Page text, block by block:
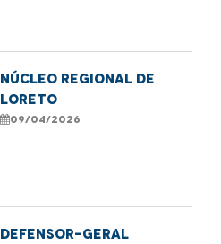
Núcleo Regional de
Loreto
09/04/2026
Defensor-geral